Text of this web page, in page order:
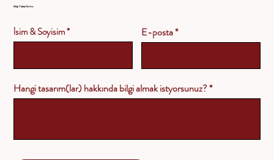
Bilgi Talep Formu
İsim & Soyisim E-posta
Hangi tasarım(lar) hakkında bilgi almak istyorsunuz?